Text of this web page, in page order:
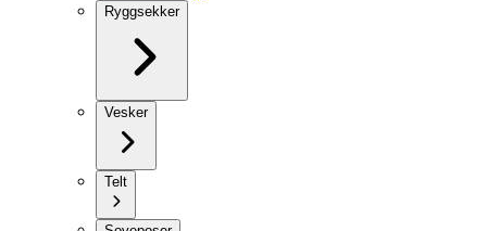
Ryggsekker
Vesker
Telt